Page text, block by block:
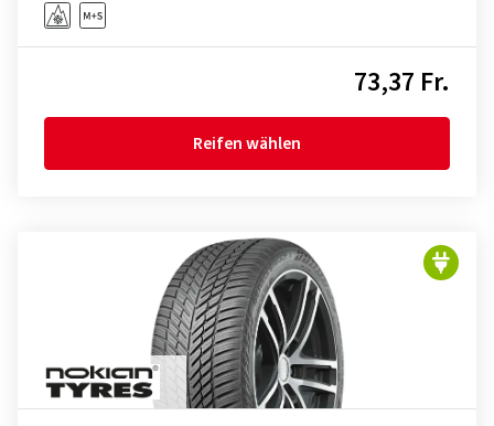
73,37 Fr.
Reifen wählen